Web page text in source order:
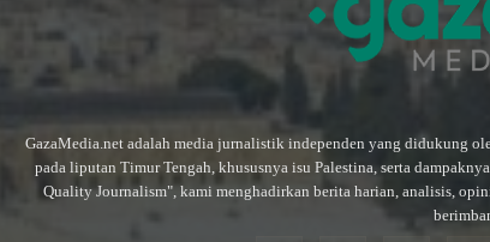
GazaMedia.net adalah media jurnalistik independen yang didukung
pada liputan Timur Tengah, khususnya isu Palestina, serta
Quality Journalism", kami menghadirkan berita harian, analisis,